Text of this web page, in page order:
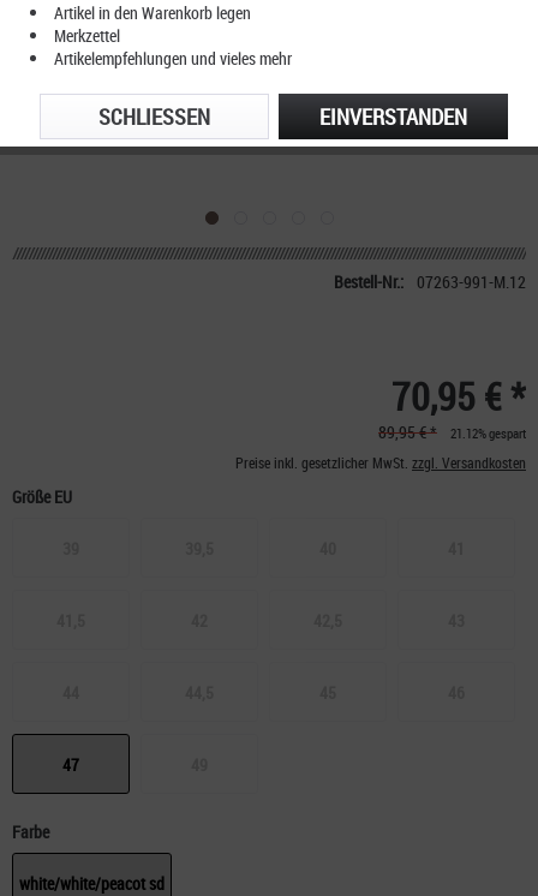
Bestell-Nr.: 07263-991-M.12
70,95 € *
89,95 € * 21.12% gespart
Preise inkl. gesetzlicher MwSt. zzgl. Versandkosten
Größe EU
47
Farbe
white/white/peacot sd
Artikel in den Warenkorb legen
Merkzettel
Artikelempfehlungen und vieles mehr
EINVERSTANDEN
SCHLIESSEN